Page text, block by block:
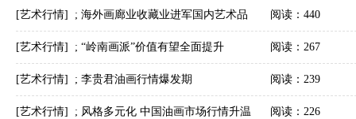
群
[艺术行情] ; 海外画廊业收藏业进军国内艺术品
拍卖市场
阅读：440
[艺术行情] ; “岭南画派”价值有望全面提升 阅读：267
[艺术行情] ; 李贵君油画行情爆发期 阅读：239
[艺术行情] ; 风格多元化 中国油画市场行情升温 阅读：226